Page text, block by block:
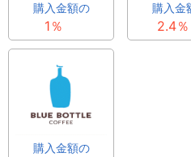
購入金額の
1％
購入金
2.4％
購入金額の